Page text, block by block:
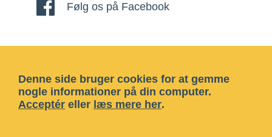
Følg os på Facebook
Denne side bruger cookies for at gemme
nogle informationer på din computer.
Acceptér eller læs mere her.